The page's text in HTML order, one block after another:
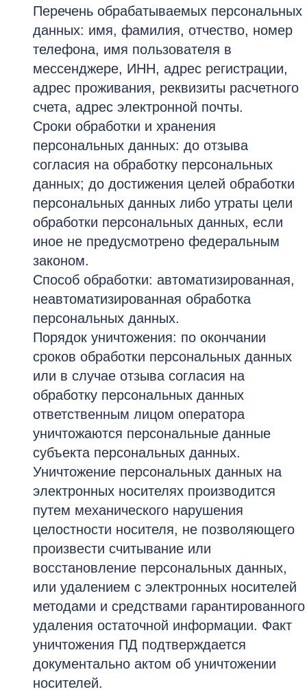
Перечень обрабатываемых персональных
данных: имя, фамилия, отчество, номер
телефона, имя пользователя в
мессенджере, ИНН, адрес регистрации,
адрес проживания, реквизиты расчетного
счета, адрес электронной почты.
Сроки обработки и хранения
персональных данных: до отзыва
согласия на обработку персональных
данных; до достижения целей обработки
персональных данных либо утраты цели
обработки персональных данных, если
иное не предусмотрено федеральным
законом.
Способ обработки: автоматизированная,
неавтоматизированная обработка
персональных данных.
Порядок уничтожения: по окончании
сроков обработки персональных данных
или в случае отзыва согласия на
обработку персональных данных
ответственным лицом оператора
уничтожаются персональные данные
субъекта персональных данных.
Уничтожение персональных данных на
электронных носителях производится
путем механического нарушения
целостности носителя, не позволяющего
произвести считывание или
восстановление персональных данных,
или удалением с электронных носителей
методами и средствами гарантированного
удаления остаточной информации. Факт
уничтожения ПД подтверждается
документально актом об уничтожении
носителей.